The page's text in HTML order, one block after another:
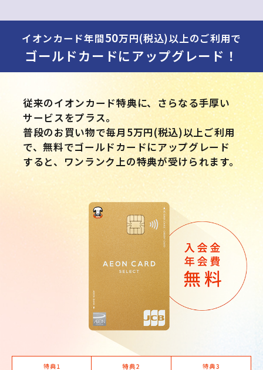
イオンカード年間50万円(税込)以上のご利用で
ゴールドカードにアップグレード！
従来のイオンカード特典に、さらなる手厚い
サービスをプラス。
普段のお買い物で毎月5万円(税込)以上ご利用
で、無料でゴールドカードにアップグレード
すると、ワンランク上の特典が受けられます。